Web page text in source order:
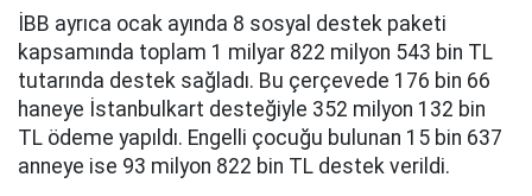
İBB ayrıca ocak ayında 8 sosyal destek paketi
kapsamında toplam 1 milyar 822 milyon 543 bin TL
tutarında destek sağladı. Bu çerçevede 176 bin 66
haneye İstanbulkart desteğiyle 352 milyon 132 bin
TL ödeme yapıldı. Engelli çocuğu bulunan 15 bin 637
anneye ise 93 milyon 822 bin TL destek verildi.